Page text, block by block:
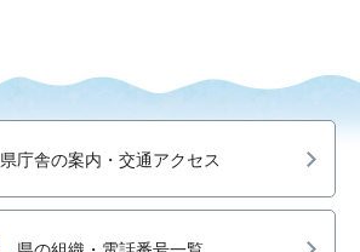
県庁舎の案内・交通アクセス